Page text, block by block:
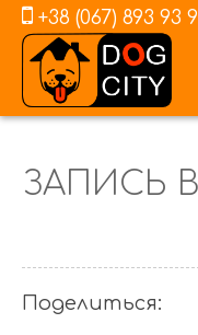
+38 (067) 893 93
ЗАПИСЬ
Поделиться: